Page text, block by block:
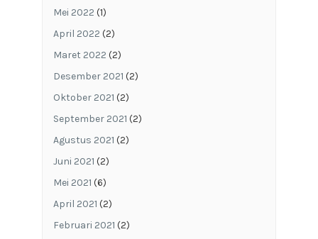
Mei 2022 (1)
April 2022 (2)
Maret 2022 (2)
Desember 2021 (2)
Oktober 2021 (2)
September 2021 (2)
Agustus 2021 (2)
Juni 2021 (2)
Mei 2021 (6)
April 2021 (2)
Februari 2021 (2)